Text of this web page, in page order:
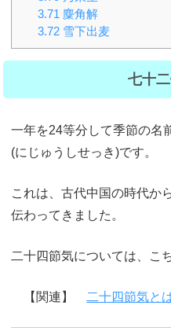
3.71 麋角解
3.72 雪下出麦
七十
一年を24等分して季節の名
(にじゅうしせっき)です。
これは、古代中国の時代か
伝わってきました。
二十四節気については、こ
【関連】 二十四節気と